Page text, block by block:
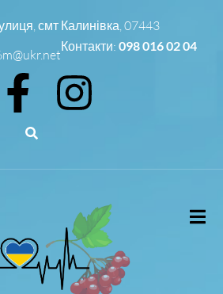
смт Калинівка, 07443
Контакти: 098 016 02 04